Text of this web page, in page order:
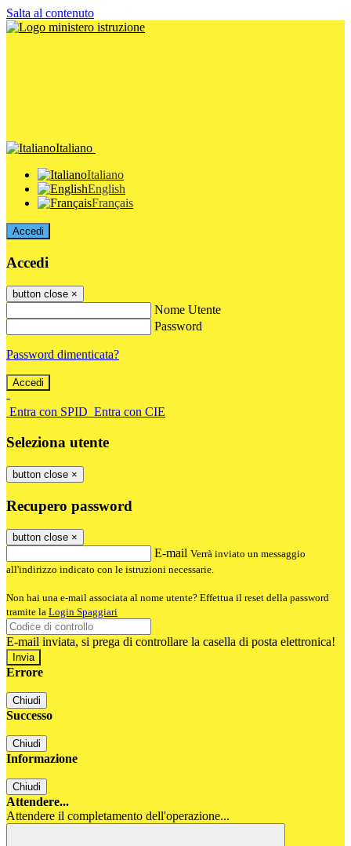
Salta al contenuto
Italiano
Italiano
English
Français
Accedi
Accedi
button close ×
Nome Utente
Password
Password dimenticata?
-
Entra con SPID Entra con CIE
Seleziona utente
button close ×
Recupero password
button close ×
E-mail Verrà inviato un messaggio
all'indirizzo indicato con le istruzioni necessarie.
Non hai una e-mail associata al nome utente? Effettua il reset della password
tramite la Login Spaggiari
E-mail inviata, si prega di controllare la casella di posta elettronica!
Errore
Chiudi
Successo
Chiudi
Informazione
Chiudi
Attendere...
Attendere il completamento dell'operazione...